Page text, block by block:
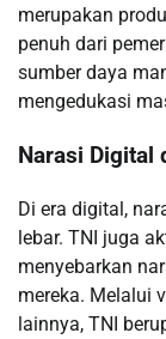
merupakan
penuh dari
sumber daya
mengedukasi
Narasi Digital
Di era digital,
lebar. TNI juga
menyebarkan
mereka. Melalui
lainnya, TNI